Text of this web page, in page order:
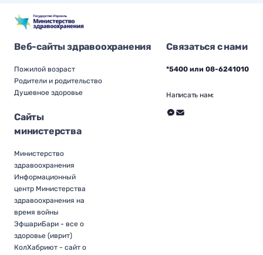
Веб-сайты здравоохранения
Пожилой возраст
Родители и родительство
Душевное здоровье
Сайты
министерства
Министерство
здравоохранения
Информационный
центр Министерства
здравоохранения на
время войны
ЭфшариБари - все о
здоровье (иврит)
КолХабриют - сайт о
Связаться с нами
*5400 или 08-6241010
Написать нам: